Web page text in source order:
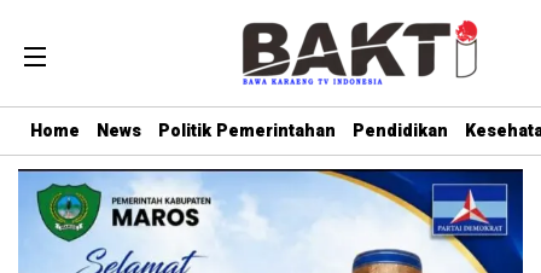
Home News Politik Pemerintahan Pendidikan